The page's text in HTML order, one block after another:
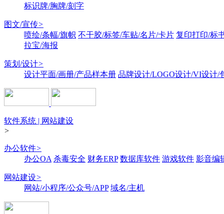
标识牌/胸牌/刻字
图文/宣传>
喷绘/条幅/旗帜 不干胶/标签/车贴/名片/卡片 复印打印/标
拉宝/海报
策划/设计>
设计平面/画册/产品样本册 品牌设计/LOGO设计/VI设计/
软件系统 | 网站建设
>
办公软件>
办公OA 杀毒安全 财务ERP 数据库软件 游戏软件 影音编
网站建设>
网站/小程序/公众号/APP 域名/主机